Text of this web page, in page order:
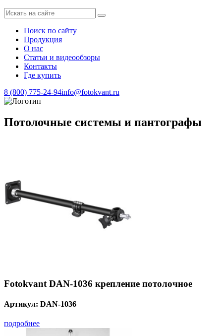
Поиск по сайту
Продукция
О нас
Статьи и видеообзоры
Контакты
Где купить
8 (800) 775-24-94info@fotokvant.ru
Потолочные системы и пантографы
Fotokvant DAN-1036 крепление потолочное
Артикул: DAN-1036
подробнее